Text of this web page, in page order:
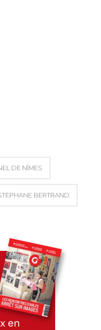
DE NÎMES
BERTRAND
en